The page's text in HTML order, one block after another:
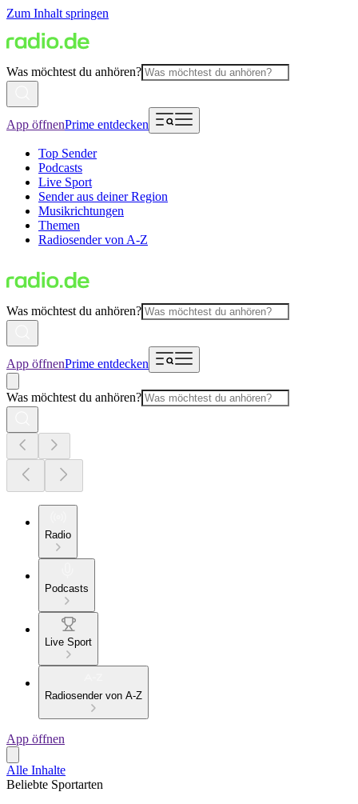
Zum Inhalt springen
Was möchtest du anhören?
App öffnenPrime entdecken
Top Sender
Podcasts
Live Sport
Sender aus deiner Region
Musikrichtungen
Themen
Radiosender von A-Z
Was möchtest du anhören?
App öffnenPrime entdecken
Was möchtest du anhören?
Radio
Podcasts
Live Sport
Radiosender von A-Z
App öffnen
Alle Inhalte
Beliebte Sportarten